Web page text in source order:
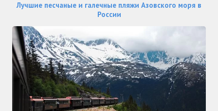
Лучшие песчаные и галечные пляжи Азовского моря в
России